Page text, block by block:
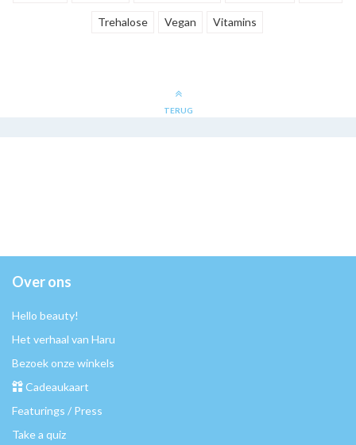
Trehalose Vegan Vitamins
TERUG
Over ons
Hello beauty!
Het verhaal van Haru
Bezoek onze winkels
Cadeaukaart
Featurings / Press
Take a quiz